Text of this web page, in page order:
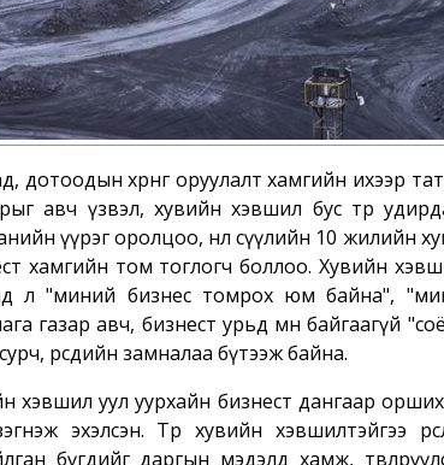
дотоодын хөрөнгө оруулалт хамгийн ихээр
авч үзвэл, хувийн хэвшил бус төр
үүрэг оролцоо, нөлөө сүүлийн 10 жилийн
хамгийн том тоглогч боллоо. Хувийн
л "миний бизнес томрох юм байна",
газар авч, бизнест урьд өмнө байгаагүй
сурч, өөрсдийн замналаа бүтээж байна.
хэвшил уул уурхайн бизнест дангаар
эхэлсэн. Төр хувийн хэвшилтэйгээ
бүгдийг даргын мэдэлд хамж,